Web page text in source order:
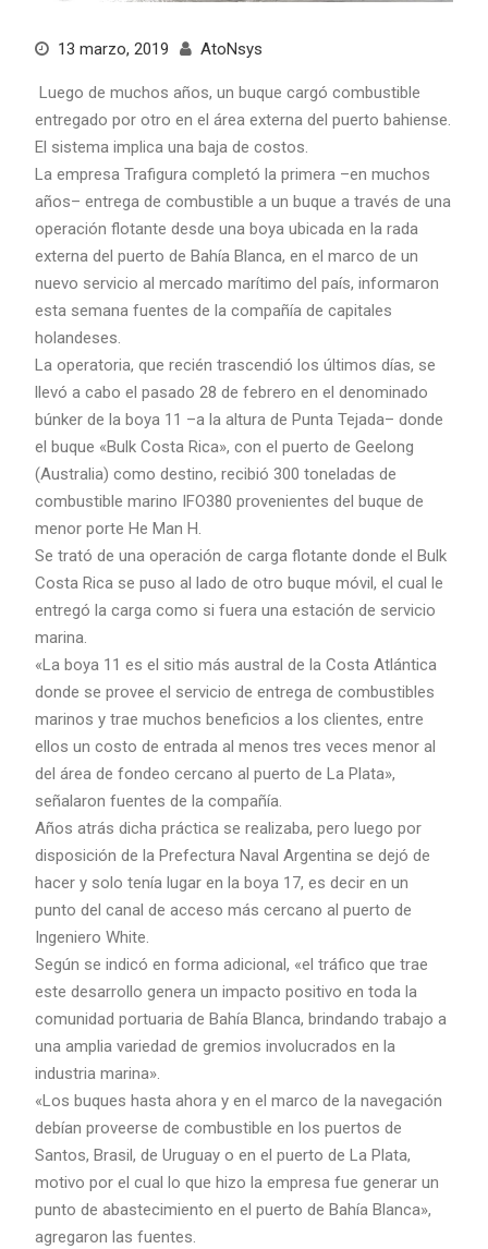
13 marzo, 2019 AtoNsys
Luego de muchos años, un buque cargó combustible
entregado por otro en el área externa del puerto bahiense.
El sistema implica una baja de costos.
La empresa Trafigura completó la primera –en muchos
años– entrega de combustible a un buque a través de una
operación flotante desde una boya ubicada en la rada
externa del puerto de Bahía Blanca, en el marco de un
nuevo servicio al mercado marítimo del país, informaron
esta semana fuentes de la compañía de capitales
holandeses.
La operatoria, que recién trascendió los últimos días, se
llevó a cabo el pasado 28 de febrero en el denominado
búnker de la boya 11 –a la altura de Punta Tejada– donde
el buque «Bulk Costa Rica», con el puerto de Geelong
(Australia) como destino, recibió 300 toneladas de
combustible marino IFO380 provenientes del buque de
menor porte He Man H.
Se trató de una operación de carga flotante donde el Bulk
Costa Rica se puso al lado de otro buque móvil, el cual le
entregó la carga como si fuera una estación de servicio
marina.
«La boya 11 es el sitio más austral de la Costa Atlántica
donde se provee el servicio de entrega de combustibles
marinos y trae muchos beneficios a los clientes, entre
ellos un costo de entrada al menos tres veces menor al
del área de fondeo cercano al puerto de La Plata»,
señalaron fuentes de la compañía.
Años atrás dicha práctica se realizaba, pero luego por
disposición de la Prefectura Naval Argentina se dejó de
hacer y solo tenía lugar en la boya 17, es decir en un
punto del canal de acceso más cercano al puerto de
Ingeniero White.
Según se indicó en forma adicional, «el tráfico que trae
este desarrollo genera un impacto positivo en toda la
comunidad portuaria de Bahía Blanca, brindando trabajo a
una amplia variedad de gremios involucrados en la
industria marina».
«Los buques hasta ahora y en el marco de la navegación
debían proveerse de combustible en los puertos de
Santos, Brasil, de Uruguay o en el puerto de La Plata,
motivo por el cual lo que hizo la empresa fue generar un
punto de abastecimiento en el puerto de Bahía Blanca»,
agregaron las fuentes.